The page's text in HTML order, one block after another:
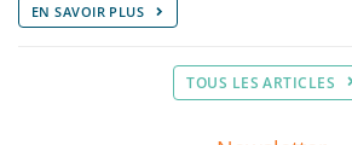
EN SAVOIR PLUS
TOUS LES ARTICLES